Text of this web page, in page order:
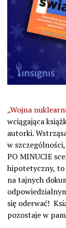
„Wojna
wciągająca
autorki.
w
PO MINUCIE
hipotetyczny,
na tajnych
się oderwać!
pozostaje w